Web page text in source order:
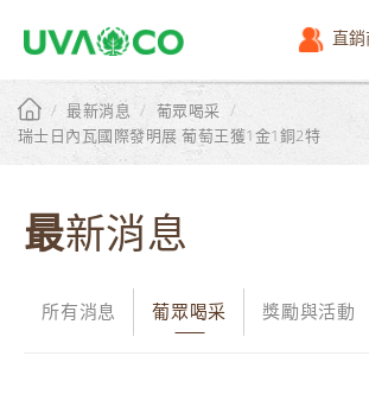
直
/ 最新消息 / 葡眾喝采 /
瑞士日內瓦國際發明展 葡萄王獲1金1銅2特
最新消息
所有消息 葡眾喝采 獎勵與活動